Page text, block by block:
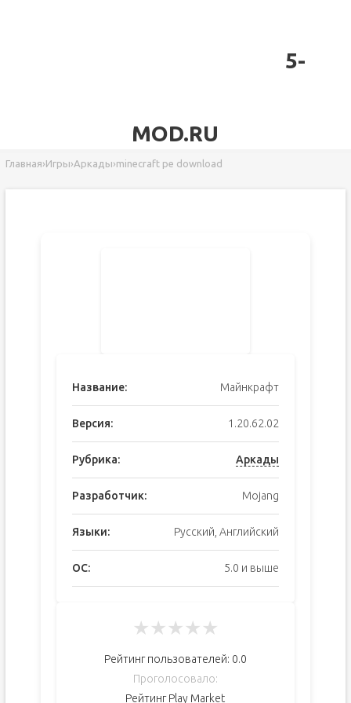
5-
MOD.RU
Главная›Игры›Аркады›minecraft pe download
Название: Майнкрафт
Версия: 1.20.62.02
Рубрика: Аркады
Разработчик: Mojang
Языки: Русский, Английский
ОС: 5.0 и выше
★★★★★
Рейтинг пользователей: 0.0
Проголосовало:
Рейтинг Play Market